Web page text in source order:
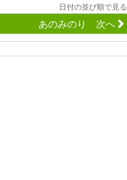
日付の並び順で見る
あのみのり 次へ